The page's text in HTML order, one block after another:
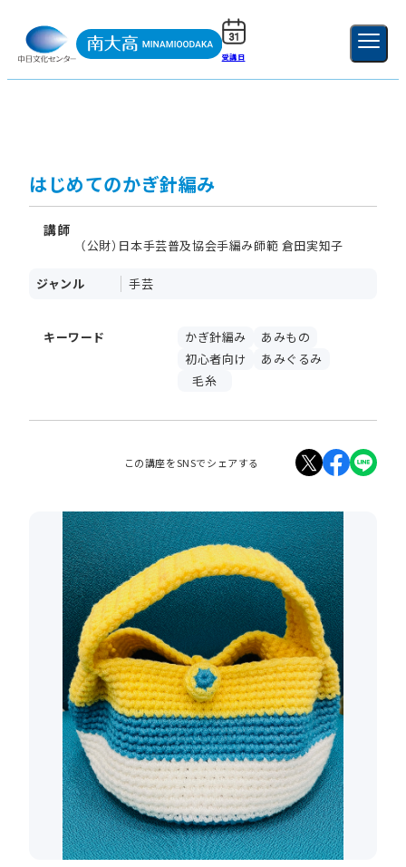
受講日 新規登録
はじめてのかぎ針編み
講師
（公財）日本手芸普及協会手編み師範 倉田実知子
ジャンル 手芸
キーワード かぎ針編み
あみもの
初心者向け
あみぐるみ
毛糸
この講座をSNSでシェアする